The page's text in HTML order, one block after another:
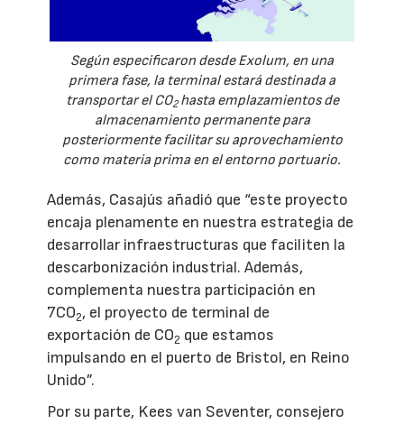
Según especificaron desde Exolum, en una
primera fase, la terminal estará destinada a
transportar el CO2hasta emplazamientos de
almacenamiento permanente para
posteriormente facilitar su aprovechamiento
como materia prima en el entorno portuario.
Además, Casajús añadió que “este proyecto
encaja plenamente en nuestra estrategia de
desarrollar infraestructuras que faciliten la
descarbonización industrial. Además,
complementa nuestra participación en
7CO2, el proyecto de terminal de
exportación de CO2 que estamos
impulsando en el puerto de Bristol, en Reino
Unido”.
Por su parte, Kees van Seventer, consejero